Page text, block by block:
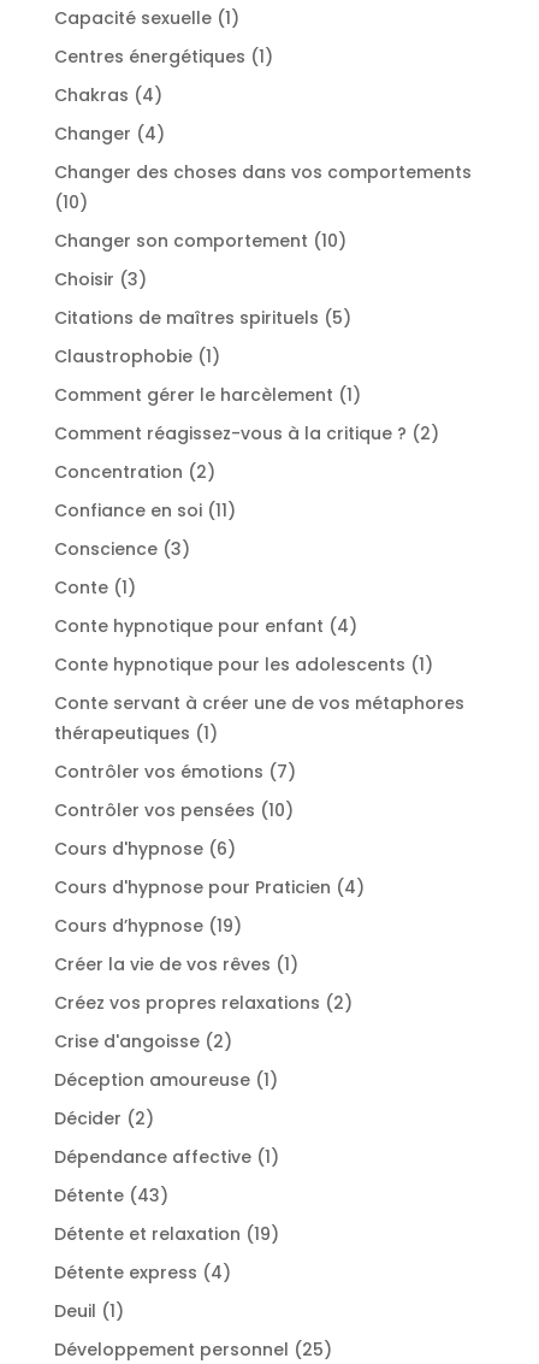
Capacité sexuelle 11
produit
Centres énergétiques 11
Chakras 44
produits
Changer 44
produits
Changer des choses dans vos comportements
1010
Changer son comportement 1010
Choisir 33
produits
Citations de maîtres spirituels 55
Claustrophobie 11
produit
Comment gérer le harcèlement 11
produit
Comment réagissez-vous à la critique ? 22
Concentration 22
produits
Confiance en soi 1111
Conscience 33
Conte 11
produit
Conte hypnotique pour enfant 44
produits
Conte hypnotique pour les adolescents 11
Conte servant à créer une de vos métaphores
thérapeutiques 11
produit
Contrôler vos émotions 77
produits
Contrôler vos pensées 1010
Cours d'hypnose 66
produits
Cours d'hypnose pour Praticien 44
Cours d’hypnose 1919
produits
Créer la vie de vos rêves 11
produit
Créez vos propres relaxations 22
Crise d'angoisse 22
produits
Déception amoureuse 11
Décider 22
produits
Dépendance affective 11
Détente 4343
produits
Détente et relaxation 1919
Détente express 44
Deuil 11
Développement personnel 2525